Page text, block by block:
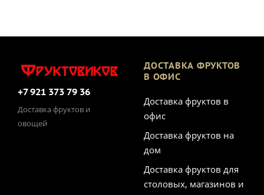
+7 921 373 79 36
Доставка фруктов и
овощей
ДОСТАВКА ФРУКТОВ
В ОФИС
Доставка фруктов в
офис
Доставка фруктов на
дом
Доставка фруктов для
столовых, магазинов и